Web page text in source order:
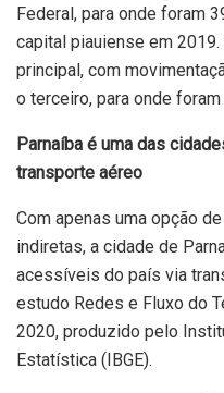
Federal, para onde foram
capital piauiense em
principal, com
o terceiro, para onde
Parnaíba é uma das
transporte aéreo
Com apenas uma opção
indiretas, a cidade de
acessíveis do país via
estudo Redes e Fluxo do
2020, produzido pelo
Estatística (IBGE).